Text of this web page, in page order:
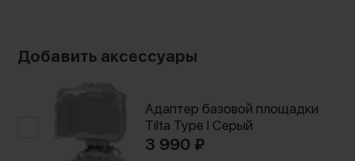
компендиум и прочее оснащение, что
и удобным
Добавить аксессуары
Адаптер базовой площадки
Tilta Type I Серый
3 990 ₽